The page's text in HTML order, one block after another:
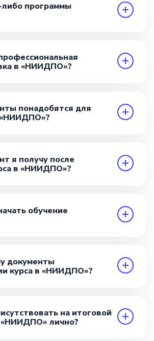
либо программы
в «НИИДПО»?
понадобятся для
«НИИДПО»?
я получу после
в «НИИДПО»?
обучение
документы
курса в «НИИДПО»?
на итоговой
«НИИДПО» лично?